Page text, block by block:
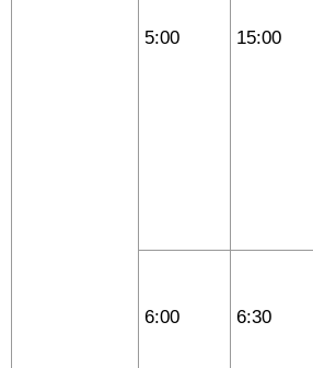
5:00 15:00
6:00 6:30